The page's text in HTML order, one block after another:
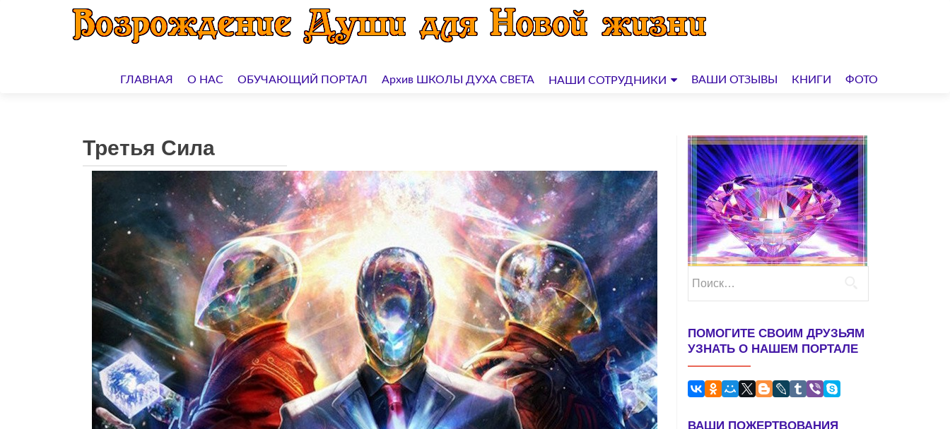
кГЛАВНАЯ О НАС ОБУЧАЮЩИЙ ПОРТАЛ Архив ШКОЛЫ ДУХА СВЕТА НАШИ СОТРУДНИКИ ВАШИ ОТЗЫВЫ КНИГИ ФОТО
Третья Сила
ПОМОГИТЕ СВОИМ ДРУЗЬЯМ
УЗНАТЬ О НАШЕМ ПОРТАЛЕ
ВАШИ ПОЖЕРТВОВАНИЯ